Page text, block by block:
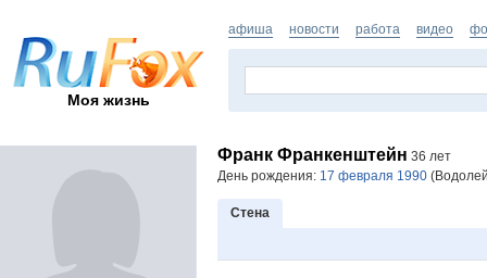
Моя жизнь
афиша новости работа видео
Франк Франкенштейн 36 лет
День рождения: 17 февраля 1990
Стена